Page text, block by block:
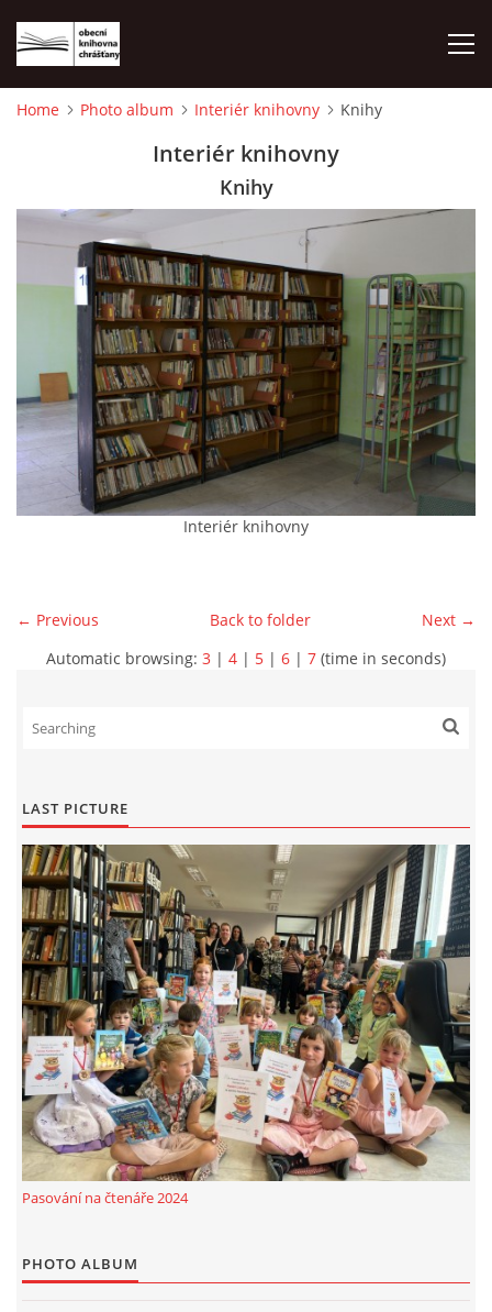
© 2026 eStránky.cz |WebSlice |Print| Updated: 2026-08-01|Up ↑
Home Photo album Interiér knihovny Knihy
Interiér knihovny
Knihy
Interiér knihovny
← Previous Next →
Back to folder
Automatic browsing: 3 | 4 | 5 | 6 | 7 (time in seconds)
LAST PICTURE
Pasování na čtenáře 2024
PHOTO ALBUM